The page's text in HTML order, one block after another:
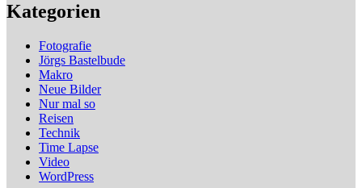
Kategorien
Fotografie
Jörgs Bastelbude
Makro
Neue Bilder
Nur mal so
Reisen
Technik
Time Lapse
Video
WordPress